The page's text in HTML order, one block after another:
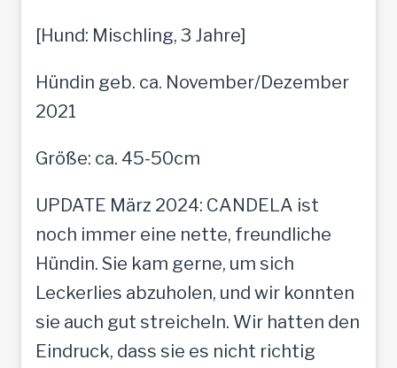
[Hund: Mischling, 3 Jahre]
Hündin geb. ca. November/Dezember
2021
Größe: ca. 45-50cm
UPDATE März 2024: CANDELA ist
noch immer eine nette, freundliche
Hündin. Sie kam gerne, um sich
Leckerlies abzuholen, und wir konnten
sie auch gut streicheln. Wir hatten den
Eindruck, dass sie es nicht richtig